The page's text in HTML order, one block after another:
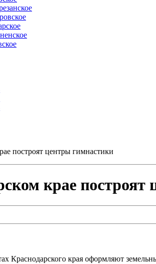
построят центры гимнастики
крае построят
Краснодарского края оформляют